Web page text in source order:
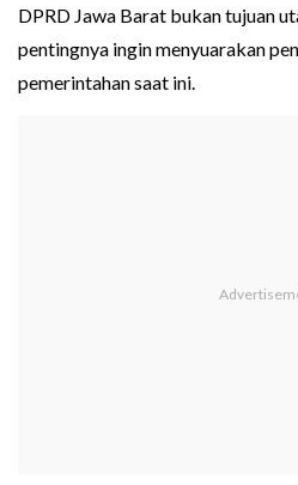
DPRD Jawa Barat bukan tujuan
pentingnya ingin menyuarakan
pemerintahan saat ini.